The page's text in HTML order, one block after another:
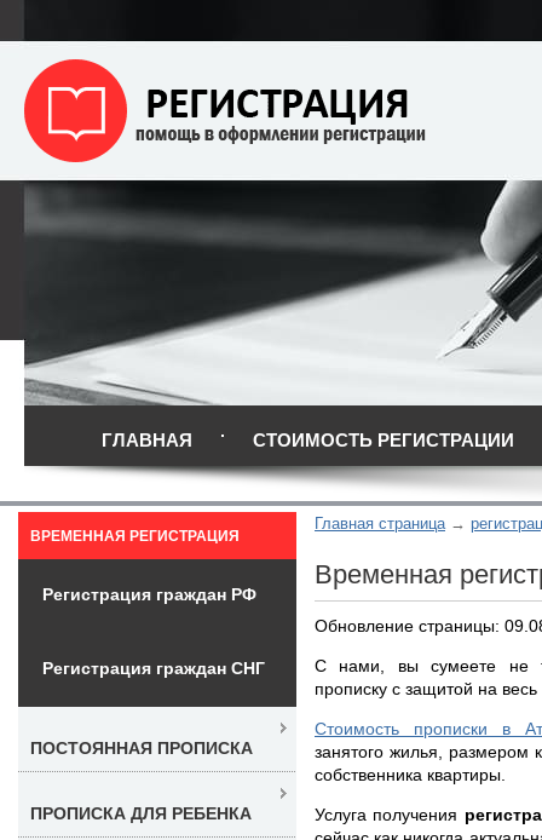
ГЛАВНАЯ СТОИМОСТЬ РЕГИСТРАЦИИ
Главная страница
Временная
Обновление страницы:
С нами, вы сумеете не
прописку с защитой на
Стоимость прописки в
занятого жилья, размером
собственника квартиры.
Услуга получения
ВРЕМЕННАЯ РЕГИСТРАЦИЯ
Регистрация граждан РФ
Регистрация граждан СНГ
ПОСТОЯННАЯ ПРОПИСКА
ПРОПИСКА ДЛЯ РЕБЕНКА